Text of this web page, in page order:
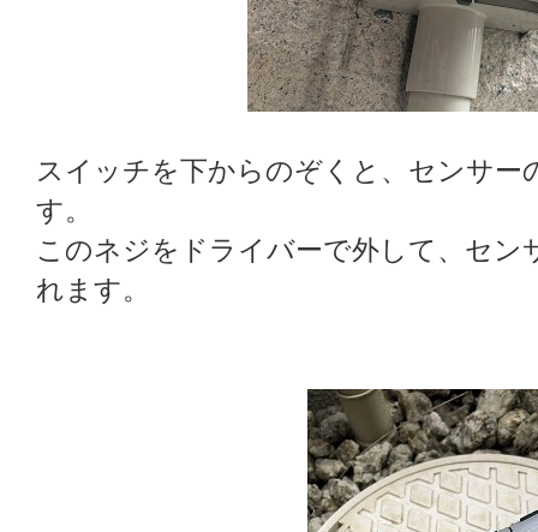
スイッチを下からのぞくと、センサ
す。
このネジをドライバーで外して、セン
れます。